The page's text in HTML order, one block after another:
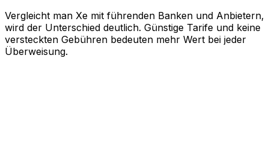
Vergleicht man Xe mit führenden Banken und Anbietern,
wird der Unterschied deutlich. Günstige Tarife und keine
versteckten Gebühren bedeuten mehr Wert bei jeder
Überweisung.